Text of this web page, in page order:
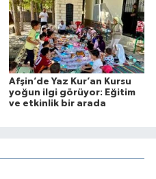
Afşin’de Yaz Kur’an Kursu
yoğun ilgi görüyor: Eğitim
ve etkinlik bir arada